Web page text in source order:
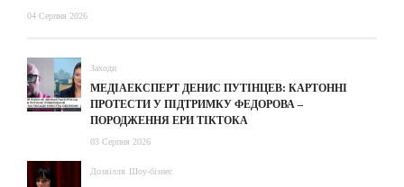
04 Серпня 2026
Заходи
МЕДІАЕКСПЕРТ ДЕНИС ПУТІНЦЕВ: КАРТОННІ
ПРОТЕСТИ У ПІДТРИМКУ ФЕДОРОВА –
ПОРОДЖЕННЯ ЕРИ ТІКТОКА
03 Серпня 2026
Дозвілля Шоу-бізнес